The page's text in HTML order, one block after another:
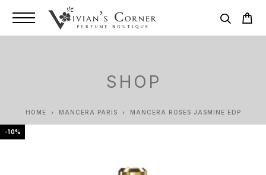
SHOP
HOME MANCERA PARIS MANCERA ROSES JASMINE EDP
-10%